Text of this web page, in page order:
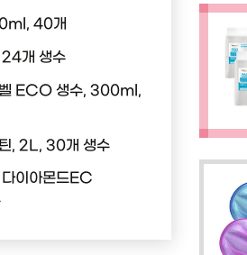
40개
24개 생수
ECO 생수, 300ml,
, 2L, 30개 생수
이아몬드EC